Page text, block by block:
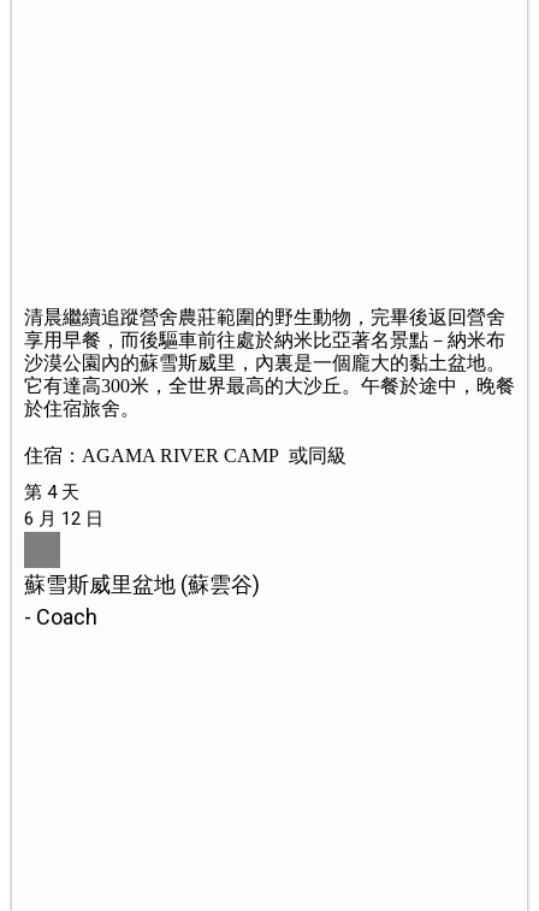
清晨繼續追蹤營舍農莊範圍的野生動物，完畢後返回營舍
享用早餐，而後驅車前往處於納米比亞著名景點－納米布
沙漠公園內的蘇雪斯威里，內裏是一個龐大的黏土盆地。
它有達高300米，全世界最高的大沙丘。午餐於途中，晚餐
於住宿旅舍。
住宿：AGAMA RIVER CAMP 或同級
第 4 天
6 月 12 日
蘇雪斯威里盆地 (蘇雲谷)
- Coach